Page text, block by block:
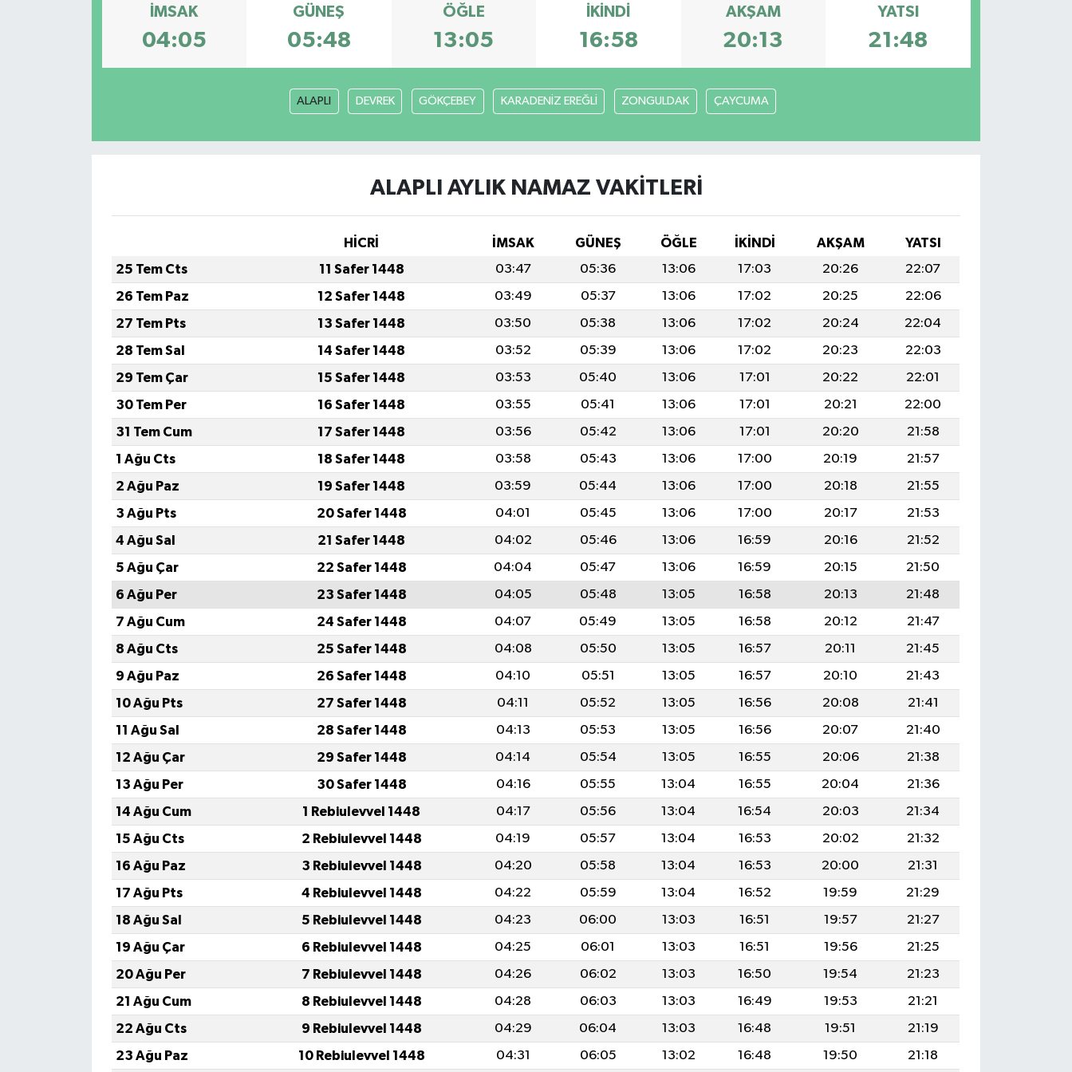
İMSAK
04:05
GÜNEŞ
05:48
ÖĞLE
13:05
İKINDI
16:58
AKŞAM
20:13
YATSI
21:48
ALAPLI DEVREK GÖKÇEBEY KARADENİZ EREĞLİ ZONGULDAK ÇAYCUMA
ALAPLI AYLIK NAMAZ VAKITLERI
HİCRİ İMSAK GÜNEŞ ÖĞLE İKINDI AKŞAM
YATSI
25 Tem Cts
11 Safer 1448 03:47 05:36 13:06 17:03 20:26
22:07
26 Tem Paz
12 Safer 1448 03:49 05:37 13:06 17:02 20:25
22:06
27 Tem Pts
13 Safer 1448 03:50 05:38 13:06 17:02 20:24
22:04
28 Tem Sal
14 Safer 1448 03:52 05:39 13:06 17:02 20:23
22:03
29 Tem Çar
15 Safer 1448 03:53 05:40 13:06 17:01 20:22
22:01
30 Tem Per
16 Safer 1448 03:55 05:41 13:06 17:01 20:21
22:00
31 Tem Cum
17 Safer 1448 03:56 05:42 13:06 17:01 20:20
21:58
1 Ağu Cts
18 Safer 1448 03:58 05:43 13:06 17:00 20:19
21:57
2 Ağu Paz
19 Safer 1448 03:59 05:44 13:06 17:00 20:18
21:55
3 Ağu Pts
20 Safer 1448 04:01 05:45 13:06 17:00 20:17
21:53
4 Ağu Sal
21 Safer 1448 04:02 05:46 13:06 16:59 20:16
21:52
5 Ağu Çar
22 Safer 1448 04:04 05:47 13:06 16:59 20:15
21:50
6 Ağu Per
23 Safer 1448 04:05 05:48 13:05 16:58 20:13
21:48
7 Ağu Cum
24 Safer 1448 04:07 05:49 13:05 16:58 20:12
21:47
8 Ağu Cts
25 Safer 1448 04:08 05:50 13:05 16:57 20:11
21:45
9 Ağu Paz
26 Safer 1448 04:10 05:51 13:05 16:57 20:10
21:43
10 Ağu Pts
27 Safer 1448 04:11 05:52 13:05 16:56 20:08
21:41
11 Ağu Sal
28 Safer 1448 04:13 05:53 13:05 16:56 20:07
21:40
12 Ağu Çar
29 Safer 1448 04:14 05:54 13:05 16:55 20:06
21:38
13 Ağu Per
30 Safer 1448 04:16 05:55 13:04 16:55 20:04
21:36
14 Ağu Cum
1 Rebiulevvel 1448 04:17 05:56 13:04 16:54 20:03
21:34
15 Ağu Cts
2 Rebiulevvel 1448 04:19 05:57 13:04 16:53 20:02
21:32
16 Ağu Paz
3 Rebiulevvel 1448 04:20 05:58 13:04 16:53 20:00
21:31
17 Ağu Pts
4 Rebiulevvel 1448 04:22 05:59 13:04 16:52 19:59
21:29
18 Ağu Sal
5 Rebiulevvel 1448 04:23 06:00 13:03 16:51 19:57
21:27
19 Ağu Çar
6 Rebiulevvel 1448 04:25 06:01 13:03 16:51 19:56
21:25
20 Ağu Per
7 Rebiulevvel 1448 04:26 06:02 13:03 16:50 19:54
21:23
21 Ağu Cum
8 Rebiulevvel 1448 04:28 06:03 13:03 16:49 19:53
21:21
22 Ağu Cts
9 Rebiulevvel 1448 04:29 06:04 13:03 16:48 19:51
21:19
23 Ağu Paz
10 Rebiulevvel 1448 04:31 06:05 13:02 16:48 19:50 21:18